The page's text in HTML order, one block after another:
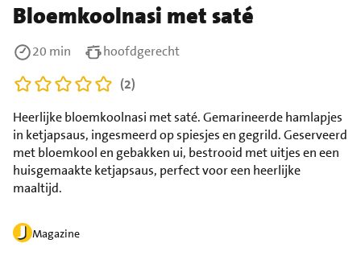
Bloemkoolnasi met saté
Magazine
Heerlijke bloemkoolnasi met saté. Gemarineerde hamlapjes
in ketjapsaus, ingesmeerd op spiesjes en gegrild. Geserveerd
met bloemkool en gebakken ui, bestrooid met uitjes en een
huisgemaakte ketjapsaus, perfect voor een heerlijke
maaltijd.
20 min
hoofdgerecht
(2)